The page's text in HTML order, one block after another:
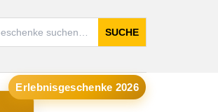
SUCHE
Erlebnisgeschenke 2026